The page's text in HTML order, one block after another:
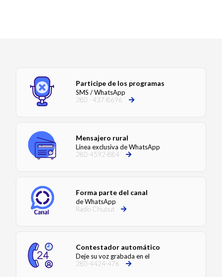
Participe de los programas
SMS / WhatsApp
280 - 437-8696
Mensajero rural
Línea exclusiva de WhatsApp
280-4592-884
Forma parte del canal
de WhatsApp
Radio Chubut
Contestador automático
Deje su voz grabada en el
280-4424-476